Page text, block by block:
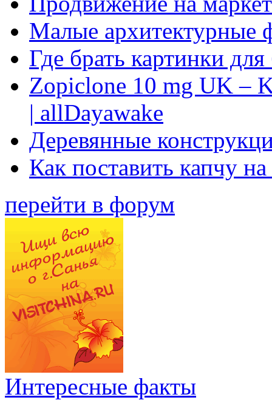
Малые архитектурные
Где брать картинки
Zopiclone 10 mg UK –
| allDayawake
Деревянные
Как поставить капчу
перейти в форум
Интересные факты